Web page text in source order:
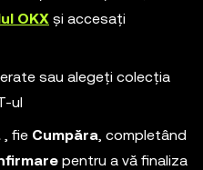
OKX și accesați
sau alegeți colecția
ul
, fie Cumpăra , completând
pentru a vă finaliza